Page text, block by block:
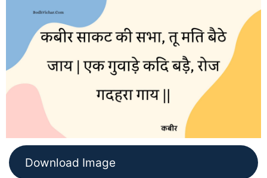
Download Image